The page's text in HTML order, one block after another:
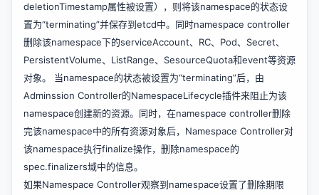
deletionTimestamp属性被设置），则将该namespace的状态设
置为“terminating”并保存到etcd中。同时namespace controller
删除该namespace下的serviceAccount、RC、Pod、Secret、
PersistentVolume、ListRange、SesourceQuota和event等资源
对象。 当namespace的状态被设置为“terminating”后，由
Adminssion Controller的NamespaceLifecycle插件来阻止为该
namespace创建新的资源。同时，在namespace controller删除
完该namespace中的所有资源对象后，Namespace Controller对
该namespace执行finalize操作，删除namespace的
spec.finalizers域中的信息。
如果Namespace Controller观察到namespace设置了删除期限